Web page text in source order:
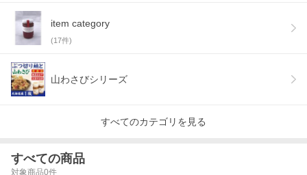
item category
(17件)
山わさびシリーズ
すべてのカテゴリを見る
すべての商品
対象商品0件